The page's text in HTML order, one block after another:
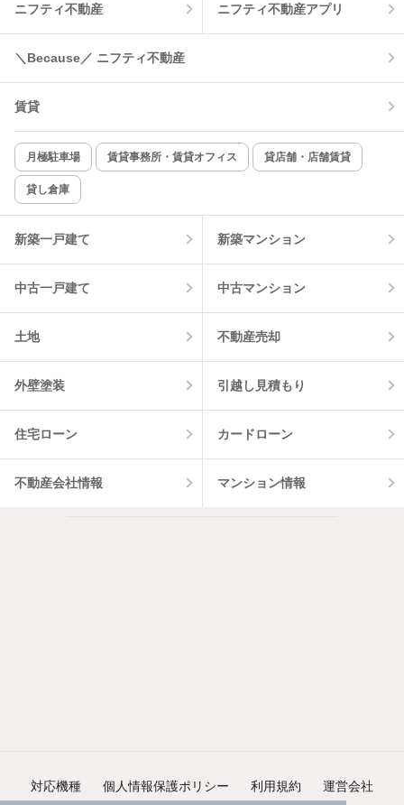
ニフティ不動産 ニフティ不動産アプリ
＼Because／ ニフティ不動産
賃貸
月極駐車場 賃貸事務所・賃貸オフィス 貸店舗・店舗賃貸
貸し倉庫
新築一戸建て 新築マンション
中古一戸建て 中古マンション
土地 不動産売却
外壁塗装 引越し見積もり
住宅ローン カードローン
不動産会社情報 マンション情報
対応機種 個人情報保護ポリシー 利用規約 運営会社